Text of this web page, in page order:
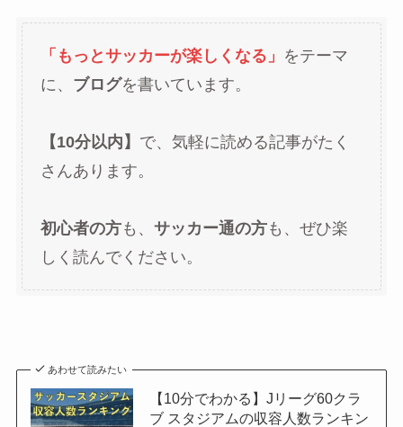
「もっとサッカーが楽しくなる」 をテーマ
に、 ブログを書いています。
【10分以内】 で、気軽に読める記事がたく
さんあります。
初心者の方も、 サッカー通の方も、ぜひ楽
しく読んでください。
あわせて読みたい
【10分でわかる】Jリーグ60クラ
ブ スタジアムの収容人数ランキン